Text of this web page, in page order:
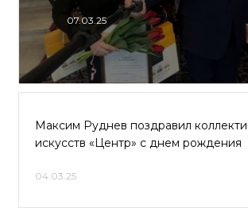
07.03.25
Максим Руднев поздравил
искусств «Центр» с днем рождения
04.03.25